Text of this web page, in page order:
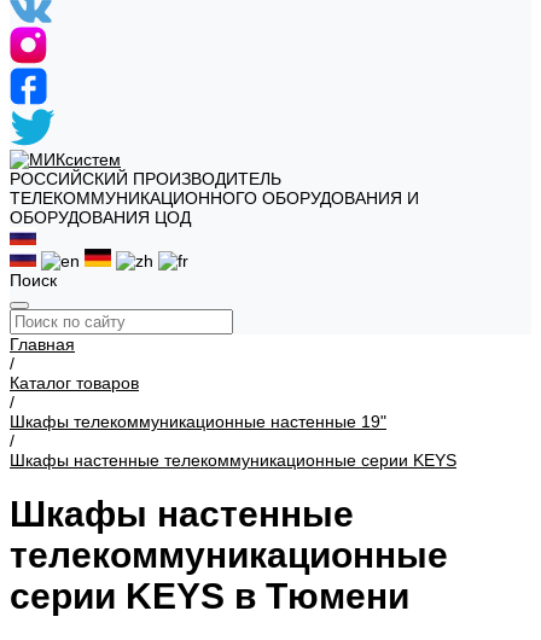
РОССИЙСКИЙ ПРОИЗВОДИТЕЛЬ
ТЕЛЕКОММУНИКАЦИОННОГО ОБОРУДОВАНИЯ И
ОБОРУДОВАНИЯ ЦОД
Поиск
Главная
/
Каталог товаров
/
Шкафы телекоммуникационные настенные 19"
/
Шкафы настенные телекоммуникационные серии KEYS
Шкафы настенные
телекоммуникационные
серии KEYS в Тюмени